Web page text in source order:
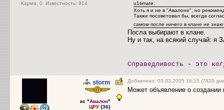
Карма: 0 Известность: 914
u1timate:
Хоть я и не в "Авалоне", но
Также посоветовал бы, всегда
самом после ничего в клане не
Посла выбирают в клане.
Ну и так, на всякий случай: я
Справедливость - это
storm
кс "Авалон"
ЦРУ{36}
Добавлено: 03.03.2005 16:15 (7829
Может объявление о создании